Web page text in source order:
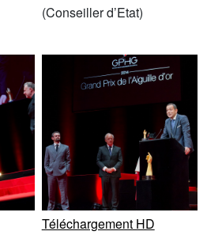
(Conseiller d’Etat)
Téléchargement HD